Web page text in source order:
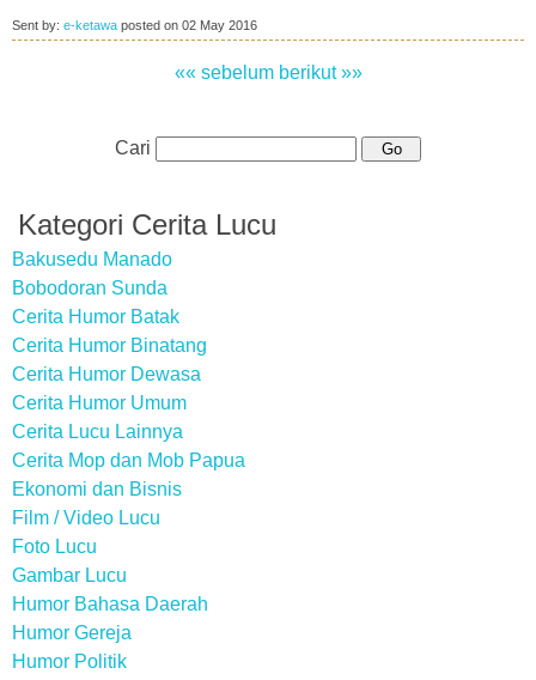
Sent by: e-ketawa posted on 02 May 2016
«« sebelum berikut »»
Cari
Kategori Cerita Lucu
Bakusedu Manado
Bobodoran Sunda
Cerita Humor Batak
Cerita Humor Binatang
Cerita Humor Dewasa
Cerita Humor Umum
Cerita Lucu Lainnya
Cerita Mop dan Mob Papua
Ekonomi dan Bisnis
Film / Video Lucu
Foto Lucu
Gambar Lucu
Humor Bahasa Daerah
Humor Gereja
Humor Politik